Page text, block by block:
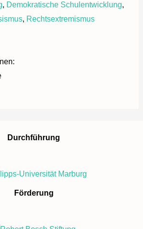
, Demokratische Schulentwicklung,
, Rechtsextremismus
Durchführung
Förderung